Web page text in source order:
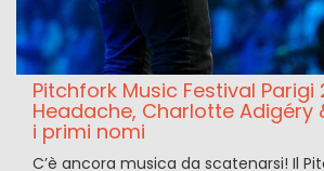
Pitchfork Music Festival Parigi
Headache, Charlotte Adigéry
i primi nomi
C’è ancora musica da scatenarsi! Il